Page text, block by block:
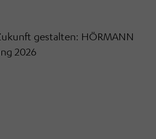
gestalten: HÖRMANN
2026